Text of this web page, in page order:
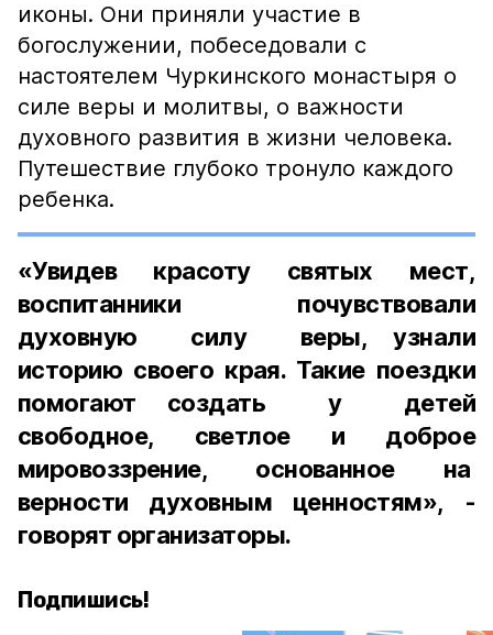
иконы. Они приняли участие в
богослужении, побеседовали с
настоятелем Чуркинского монастыря о
силе веры и молитвы, о важности
духовного развития в жизни человека.
Путешествие глубоко тронуло каждого
ребенка.
«Увидев красоту святых мест,
воспитанники почувствовали
духовную силу веры, узнали
историю своего края. Такие поездки
помогают создать у детей
свободное, светлое и доброе
мировоззрение, основанное на
верности духовным ценностям», -
говорят организаторы.
Подпишись!